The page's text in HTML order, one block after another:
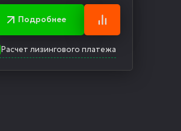
Подробнее
Расчет лизингового платежа